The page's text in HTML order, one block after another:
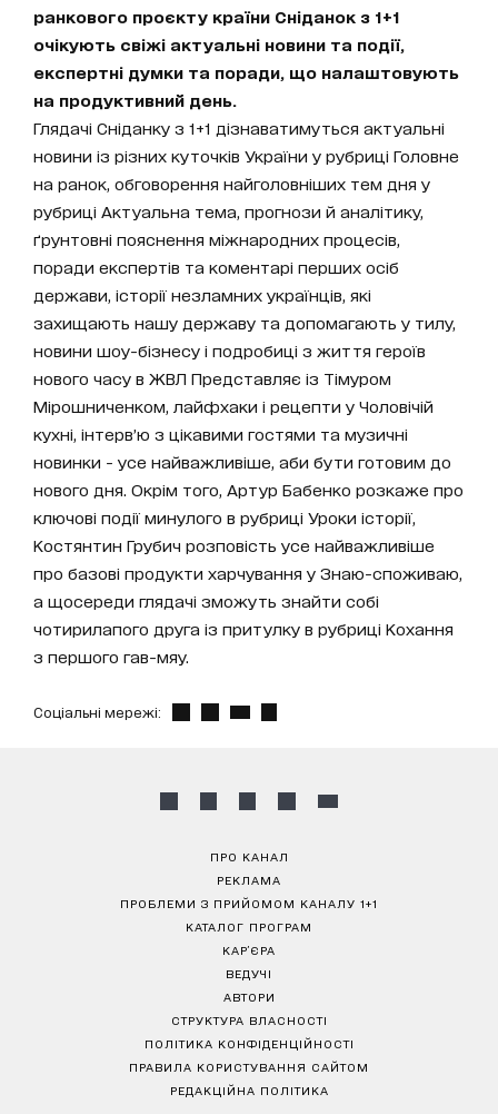
ранкового проєкту країни Сніданок з 1+1
очікують свіжі актуальні новини та події,
експертні думки та поради, що налаштовують
на продуктивний день.
Глядачі Сніданку з 1+1 дізнаватимуться актуальні
новини із різних куточків України у рубриці Головне
на ранок, обговорення найголовніших тем дня у
рубриці Актуальна тема, прогнози й аналітику,
ґрунтовні пояснення міжнародних процесів,
поради експертів та коментарі перших осіб
держави, історії незламних українців, які
захищають нашу державу та допомагають у тилу,
новини шоу-бізнесу і подробиці з життя героїв
нового часу в ЖВЛ Представляє із Тімуром
Мірошниченком, лайфхаки і рецепти у Чоловічій
кухні, інтерв’ю з цікавими гостями та музичні
новинки - усе найважливіше, аби бути готовим до
нового дня. Окрім того, Артур Бабенко розкаже про
ключові події минулого в рубриці Уроки історії,
Костянтин Грубич розповість усе найважливіше
про базові продукти харчування у Знаю-споживаю,
а щосереди глядачі зможуть знайти собі
чотирилапого друга із притулку в рубриці Кохання
з першого гав-мяу.
Соціальні мережі:
ПРО КАНАЛ
РЕКЛАМА
ПРОБЛЕМИ З ПРИЙОМОМ КАНАЛУ 1+1
КАТАЛОГ ПРОГРАМ
КАР’ЄРА
ВЕДУЧІ
АВТОРИ
СТРУКТУРА ВЛАСНОСТІ
ПОЛІТИКА КОНФІДЕНЦІЙНОСТІ
ПРАВИЛА КОРИСТУВАННЯ САЙТОМ
РЕДАКЦІЙНА ПОЛІТИКА